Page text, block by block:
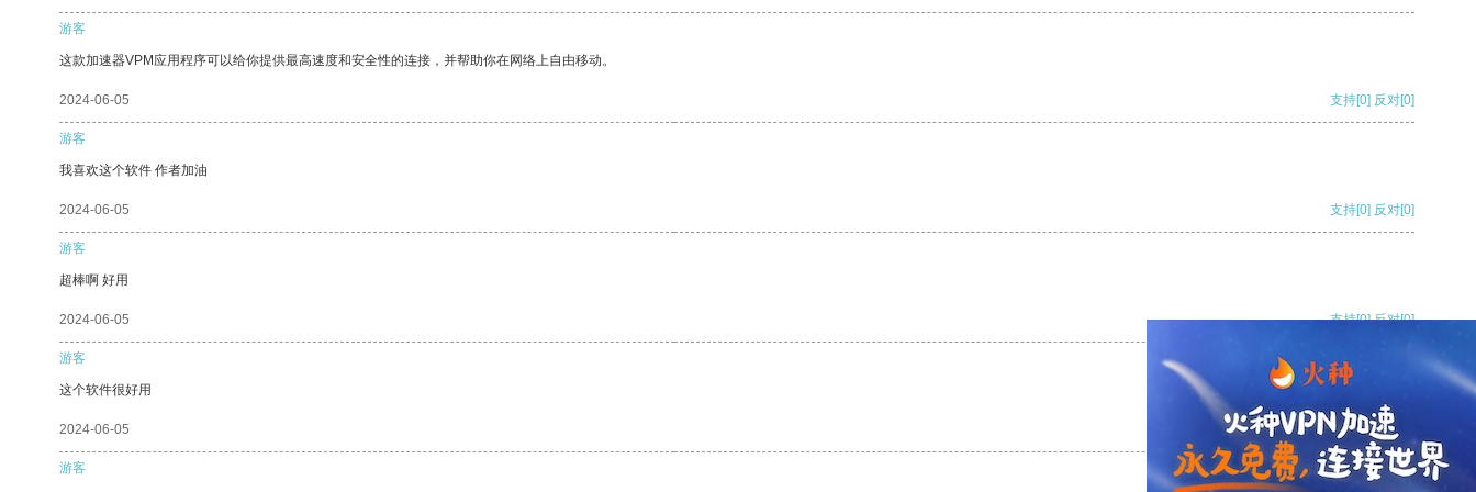
游客
这款加速器VPM应用程序可以给你提供最高速度和安全性的连接，并帮助你在网络上自由移动。
2024-06-05 支持[0] 反对[0]
游客
我喜欢这个软件 作者加油
2024-06-05 支持[0] 反对[0]
游客
超棒啊 好用
2024-06-05 支持[0] 反对[0]
游客
这个软件很好用
2024-06-05 支持[0] 反对
游客